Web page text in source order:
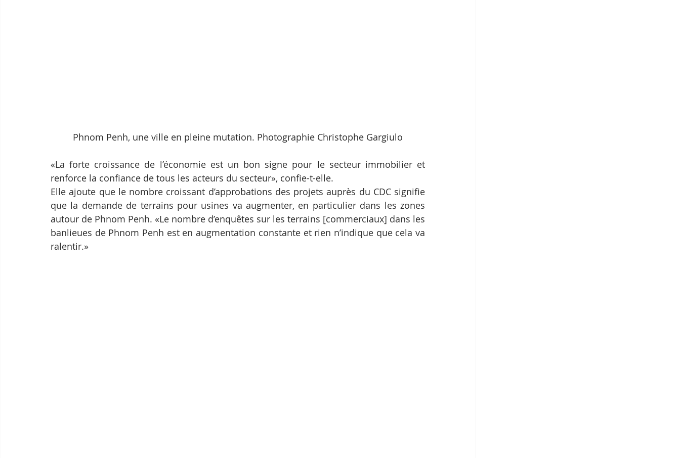
Phnom Penh, une ville en pleine mutation. Photographie Christophe Gargiulo
«La forte croissance de l’économie est un bon signe pour le secteur immobilier et
renforce la confiance de tous les acteurs du secteur», confie-t-elle.
Elle ajoute que le nombre croissant d’approbations des projets auprès du CDC signifie
que la demande de terrains pour usines va augmenter, en particulier dans les zones
autour de Phnom Penh. «Le nombre d’enquêtes sur les terrains [commerciaux] dans les
banlieues de Phnom Penh est en augmentation constante et rien n’indique que cela va
ralentir.»